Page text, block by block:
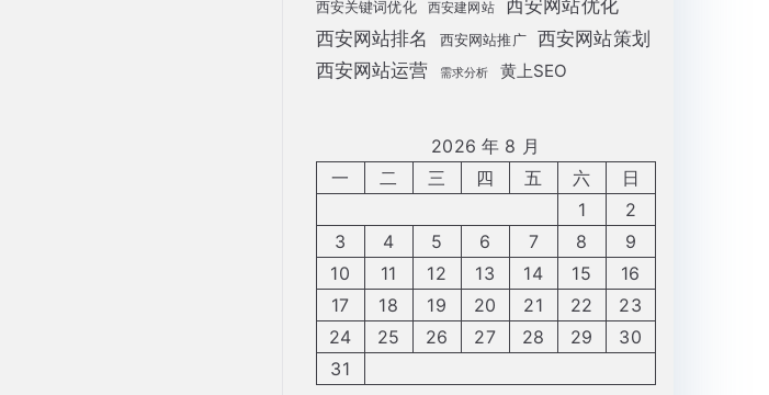
西安关键词优化 西安建网站 西安网站优化
西安网站排名 西安网站推广 西安网站策划
西安网站运营 需求分析 黄上SEO
2026 年 8 月
一
二 三 四 五 六
日
1
2
3
4 5 6 7 8
9
10
11 12 13 14 15
16
17
18 19 20 21 22
23
24
25 26 27 28 29
30
31